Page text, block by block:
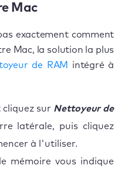
Mac
exactement comment
Mac, la solution la plus
de RAM
intégré à
sur Nettoyeur de
latérale, puis cliquez
à l'utiliser.
mémoire vous indique